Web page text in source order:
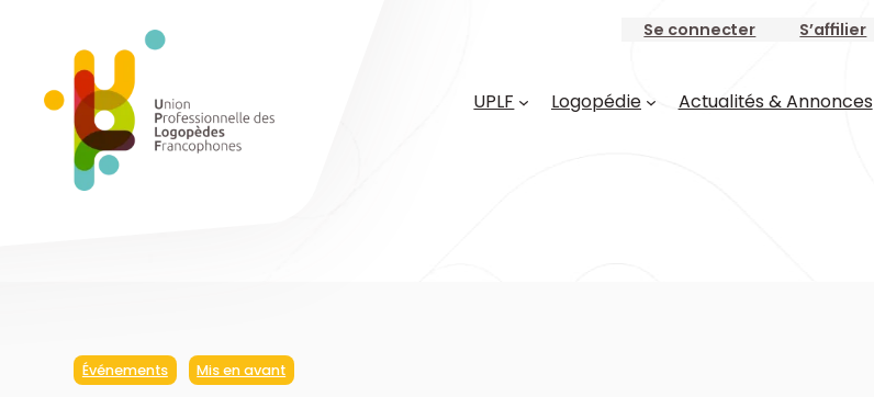
Se connecter S’affilier
UPLF Logopédie Actualités & Annonces
Événements Mis en avant